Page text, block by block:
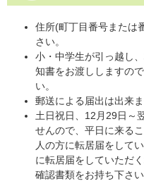
住所(町丁目番号または
さい。
小・中学生が引っ越し
知書をお渡ししますの
い。
郵送による届出は出来ま
土日祝日、12月29日～
せんので、平日に来る
人の方に転居届をして
に転居届をしていただ
確認書類をお持ち下さ